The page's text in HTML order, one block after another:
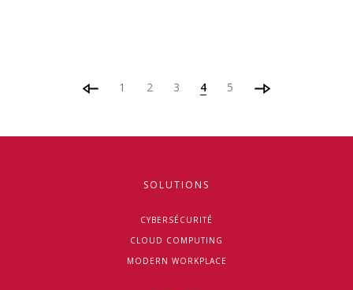
1 2 3 4 5
SOLUTIONS
CYBERSÉCURITÉ
CLOUD COMPUTING
MODERN WORKPLACE